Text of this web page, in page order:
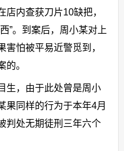
内查获刀片10缺把，
”。到案后，周小某对上
怕被平易近警觅到，
的。
，由于此处曾是周小
果同样的行为于本年4月
判处无期徒刑三年六个